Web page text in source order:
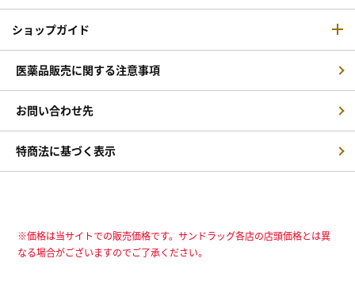
ショップガイド
医薬品販売に関する注意事項
お問い合わせ先
特商法に基づく表示
※価格は当サイトでの販売価格です。サンドラッグ各店の店頭価格とは異
なる場合がございますのでご了承ください。